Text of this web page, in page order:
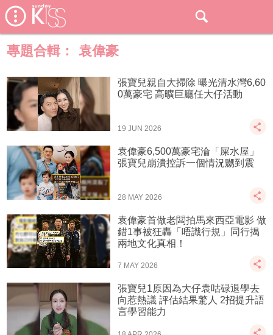
專題合輯： 袁偉豪
張寶兒親自大掃除 曝光清水灣6,60
0萬豪宅 高曠巨廳任大仔活動
19 JUN 2026
袁偉豪6,500萬豪宅淪「屎水屋」
張寶兒崩潰控訴一個情況嬲到震
28 MAY 2026
袁偉豪首做老闆拍馬來西亞電影 做
錯1事被狂轟「唔識行規」同行揭
兩地文化真相！
7 MAY 2026
張寶兒1原因為大仔袁咕碌退學去
向惹熱議 評估結果驚人 2招提升語
言學習能力